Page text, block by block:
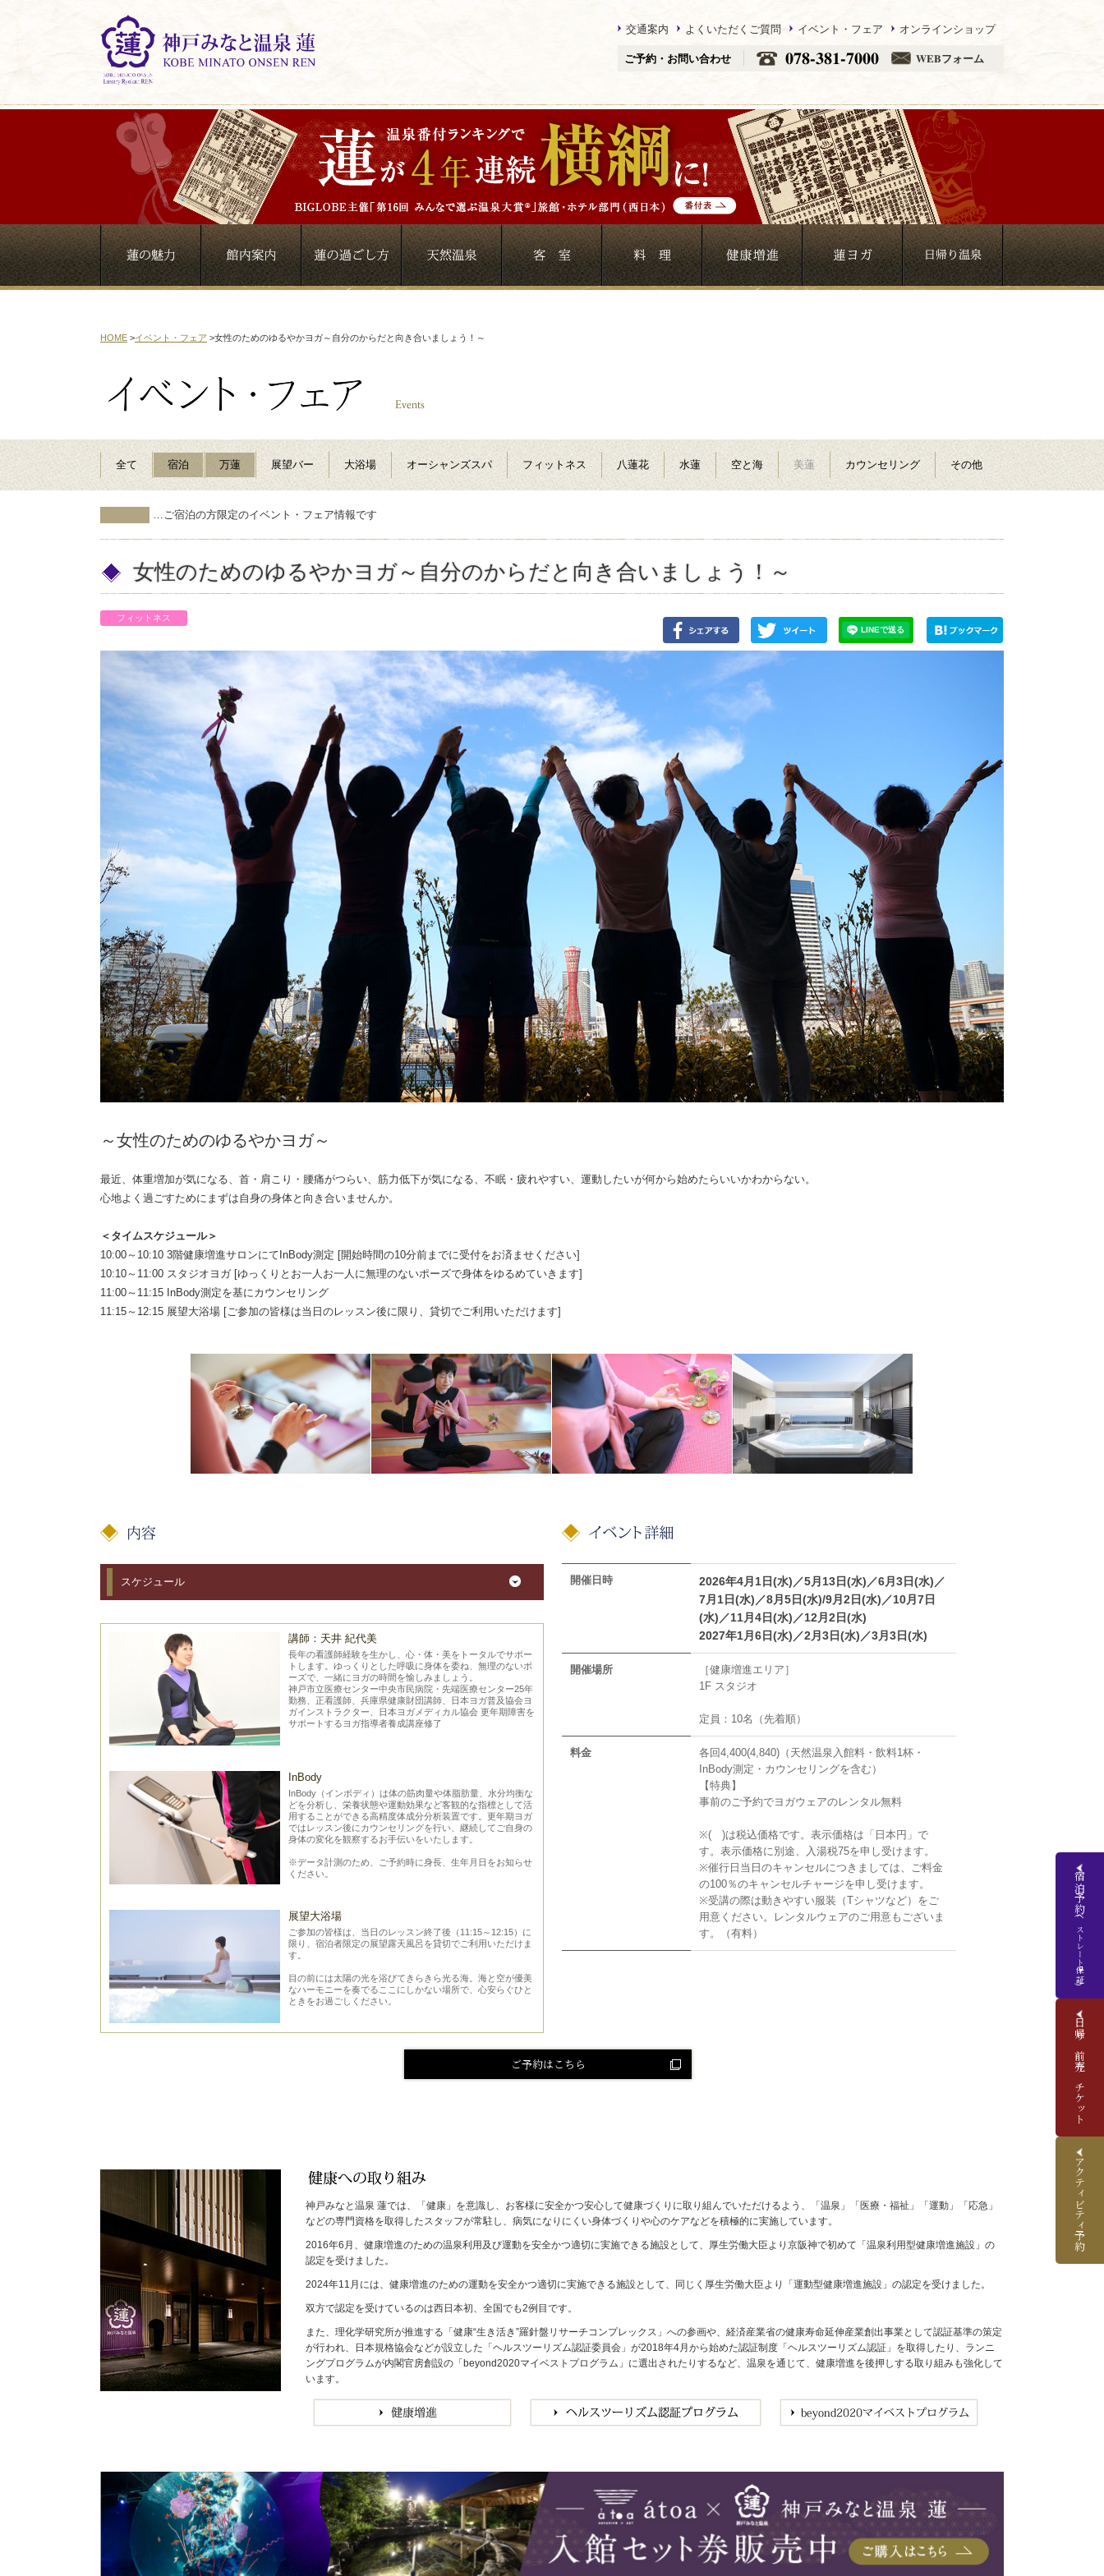
交通案内 よくいただくご質問 イベント・フェア オンラインショップ
ご予約・お問い合わせ 078-381-7000 WEBフォーム
宿泊予約
(ベストレート保証)
日帰り前売りチケット
アクティビティ予約
HOME >イベント・フェア >女性のためのゆるやかヨガ～自分のからだと向き合いましょう！～
全て 宿泊 万蓮 展望バー 大浴場 オーシャンズスパ フィットネス 八蓮花 水蓮 空と海 美蓮 カウンセリング その他
…ご宿泊の方限定のイベント・フェア情報です
女性のためのゆるやかヨガ～自分のからだと向き合いましょう！～
フィットネス
～女性のためのゆるやかヨガ～
最近、体重増加が気になる、首・肩こり・腰痛がつらい、筋力低下が気になる、不眠・疲れやすい、運動したいが何から始めたらいいかわからない。
心地よく過ごすためにまずは自身の身体と向き合いませんか。
＜タイムスケジュール＞
10:00～10:10 3階健康増進サロンにてInBody測定 [開始時間の10分前までに受付をお済ませください]
10:10～11:00 スタジオヨガ [ゆっくりとお一人お一人に無理のないポーズで身体をゆるめていきます]
11:00～11:15 InBody測定を基にカウンセリング
11:15～12:15 展望大浴場 [ご参加の皆様は当日のレッスン後に限り、貸切でご利用いただけます]
スケジュール
講師：天井 紀代美
長年の看護師経験を生かし、心・体・美をトータルでサポー
トします。ゆっくりとした呼吸に身体を委ね、無理のないポ
ーズで、一緒にヨガの時間を愉しみましょう。
神戸市立医療センター中央市民病院・先端医療センター25年
勤務、正看護師、兵庫県健康財団講師、日本ヨガ普及協会ヨ
ガインストラクター、日本ヨガメディカル協会 更年期障害を
サポートするヨガ指導者養成講座修了
InBody
InBody（インボディ）は体の筋肉量や体脂肪量、水分均衡な
どを分析し、栄養状態や運動効果など客観的な指標として活
用することができる高精度体成分分析装置です。更年期ヨガ
ではレッスン後にカウンセリングを行い、継続してご自身の
身体の変化を観察するお手伝いをいたします。
※データ計測のため、ご予約時に身長、生年月日をお知らせ
ください。
展望大浴場
ご参加の皆様は、当日のレッスン終了後（11:15～12:15）に
限り、宿泊者限定の展望露天風呂を貸切でご利用いただけま
す。
目の前には太陽の光を浴びてきらきら光る海。海と空が優美
なハーモニーを奏でるここにしかない場所で、心安らぐひと
ときをお過ごしください。
開催日時
2026年4月1日(水)／5月13日(水)／6月3日(水)／
7月1日(水)／8月5日(水)/9月2日(水)／10月7日
(水)／11月4日(水)／12月2日(水)
2027年1月6日(水)／2月3日(水)／3月3日(水)
開催場所
［健康増進エリア］
1F スタジオ
定員：10名（先着順）
料金
各回4,400(4,840)（天然温泉入館料・飲料1杯・
InBody測定・カウンセリングを含む）
【特典】
事前のご予約でヨガウェアのレンタル無料
※( )は税込価格です。表示価格は「日本円」で
す。表示価格に別途、入湯税75を申し受けます。
※催行日当日のキャンセルにつきましては、ご料金
の100％のキャンセルチャージを申し受けます。
※受講の際は動きやすい服装（Tシャツなど）をご
用意ください。レンタルウェアのご用意もございま
す。（有料）
ご予約はこちら
神戸みなと温泉 蓮では、「健康」を意識し、お客様に安全かつ安心して健康づくりに取り組んでいただけるよう、「温泉」「医療・福祉」「運動」「応急」
などの専門資格を取得したスタッフが常駐し、病気になりにくい身体づくりや心のケアなどを積極的に実施しています。
2016年6月、健康増進のための温泉利用及び運動を安全かつ適切に実施できる施設として、厚生労働大臣より京阪神で初めて「温泉利用型健康増進施設」の
認定を受けました。
2024年11月には、健康増進のための運動を安全かつ適切に実施できる施設として、同じく厚生労働大臣より「運動型健康増進施設」の認定を受けました。
双方で認定を受けているのは西日本初、全国でも2例目です。
また、理化学研究所が推進する「健康“生き活き”羅針盤リサーチコンプレックス」への参画や、経済産業省の健康寿命延伸産業創出事業として認証基準の策定
が行われ、日本規格協会などが設立した「ヘルスツーリズム認証委員会」が2018年4月から始めた認証制度「ヘルスツーリズム認証」を取得したり、ランニ
ングプログラムが内閣官房創設の「beyond2020マイベストプログラム」に選出されたりするなど、温泉を通じて、健康増進を後押しする取り組みも強化して
います。